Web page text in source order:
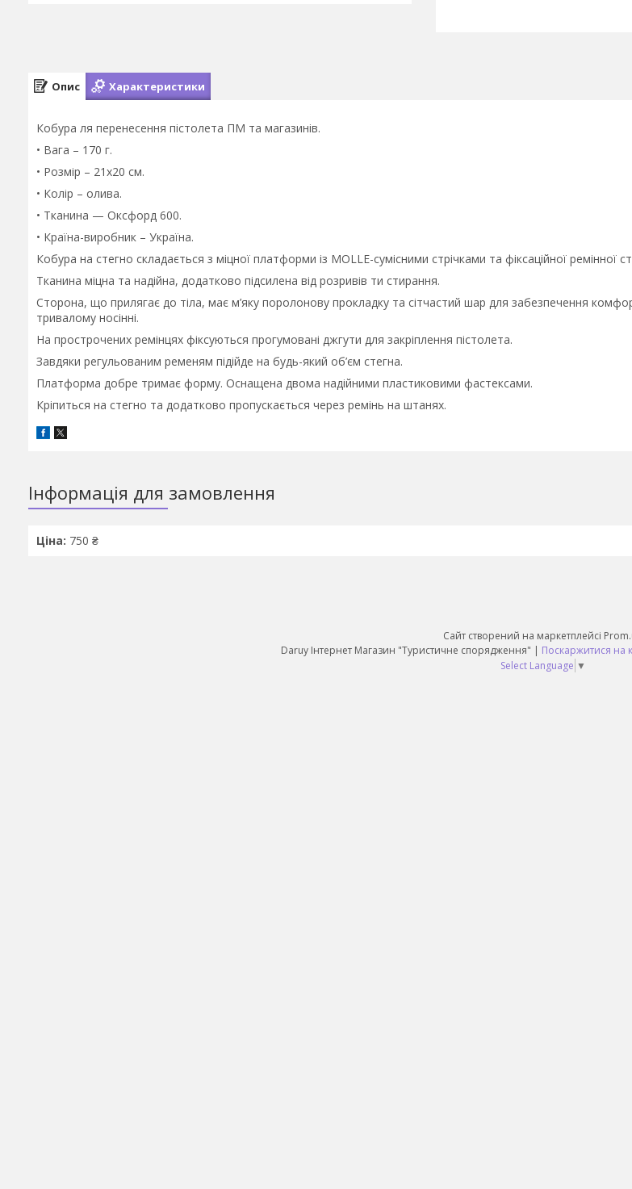
Опис Характеристики
Кобура ля перенесення пістолета ПМ та магазинів.
• Вага – 170 г.
• Розмір – 21х20 см.
• Колір – олива.
• Тканина — Оксфорд 600.
• Країна-виробник – Україна.
Кобура на стегно складається з міцної платформи із MOLLE-сумісними стрічками та фіксаційної ремінної
Тканина міцна та надійна, додатково підсилена від розривів ти стирання.
Сторона, що прилягає до тіла, має м’яку поролонову прокладку та сітчастий шар для забезпечення
тривалому носінні.
На прострочених ремінцях фіксуються прогумовані джгути для закріплення пістолета.
Завдяки регульованим ременям підійде на будь-який об’єм стегна.
Платформа добре тримає форму. Оснащена двома надійними пластиковими фастексами.
Кріпиться на стегно та додатково пропускається через ремінь на штанях.
Інформація для замовлення
Ціна: 750 ₴
Сайт створений на маркетплейсі
Daruy Інтернет Магазин "Туристичне спорядження" | Поскаржитися на
Select Language ▼